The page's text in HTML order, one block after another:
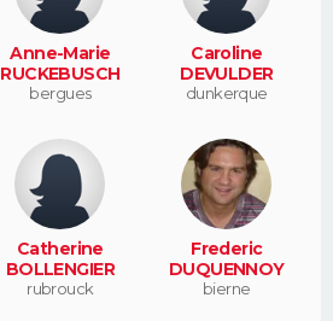
Anne-Marie
RUCKEBUSCH
bergues
Caroline
DEVULDER
dunkerque
Catherine
BOLLENGIER
rubrouck
Frederic
DUQUENNOY
bierne